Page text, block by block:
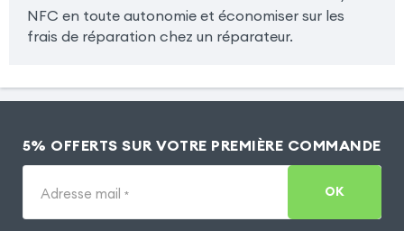
NFC en toute autonomie et économiser sur les
frais de réparation chez un réparateur.
5% OFFERTS SUR VOTRE PREMIÈRE COMMANDE
Adresse mail * OK